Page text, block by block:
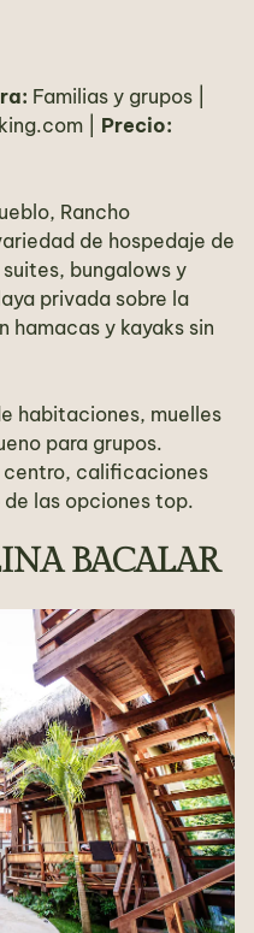
Familias y grupos |
| Precio:
Rancho
de hospedaje de
bungalows y
privada sobre la
hamacas y kayaks sin
habitaciones, muelles
para grupos.
centro, calificaciones
las opciones top.
BACALAR